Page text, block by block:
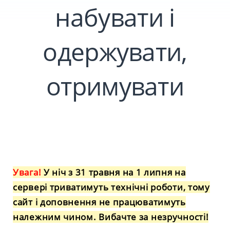
набувати і
одержувати,
отримувати
Увага! У ніч з 31 травня на 1 липня на
сервері триватимуть технічні роботи, тому
сайт і доповнення не працюватимуть
належним чином. Вибачте за незручності!